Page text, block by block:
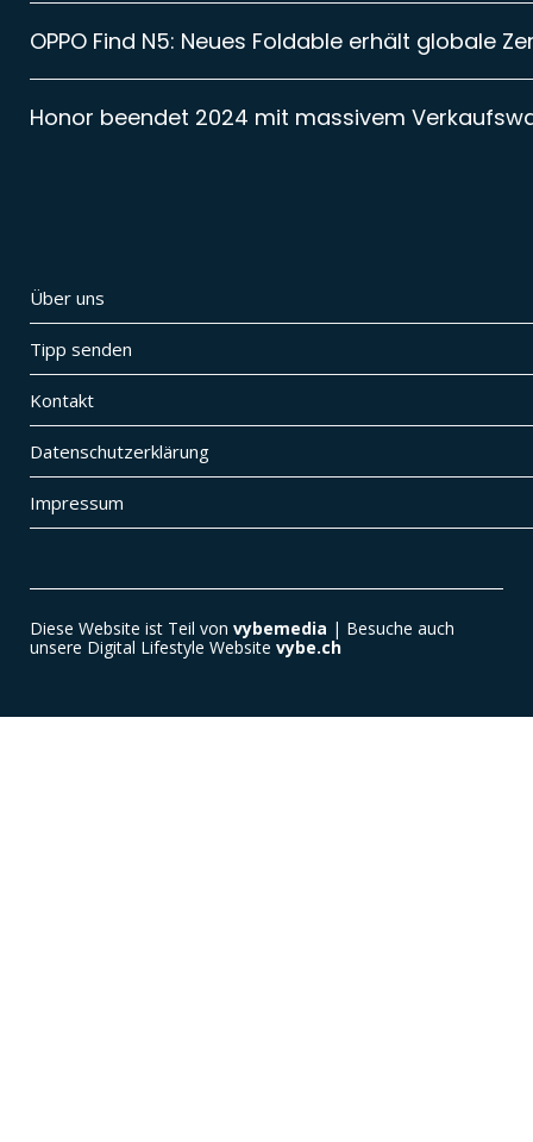
OPPO Find N5: Neues Foldable erhält globale
Honor beendet 2024 mit massivem
Über uns
Tipp senden
Kontakt
Datenschutzerklärung
Impressum
Diese Website ist Teil von vybemedia | Besuche auch
unsere Digital Lifestyle Website vybe.ch